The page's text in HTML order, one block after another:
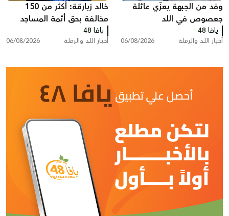
وفد من الجبهة يعزّي عائلة
جعصوص في اللد
يافا 48
أخبار اللد والرملة 06/08/2026
خالد زبارقة: أكثر من 150
مخالفة بحق أئمة المساجد
بسبب رفع الأذان في اللد
يافا 48
أخبار اللد والرملة 06/08/2026